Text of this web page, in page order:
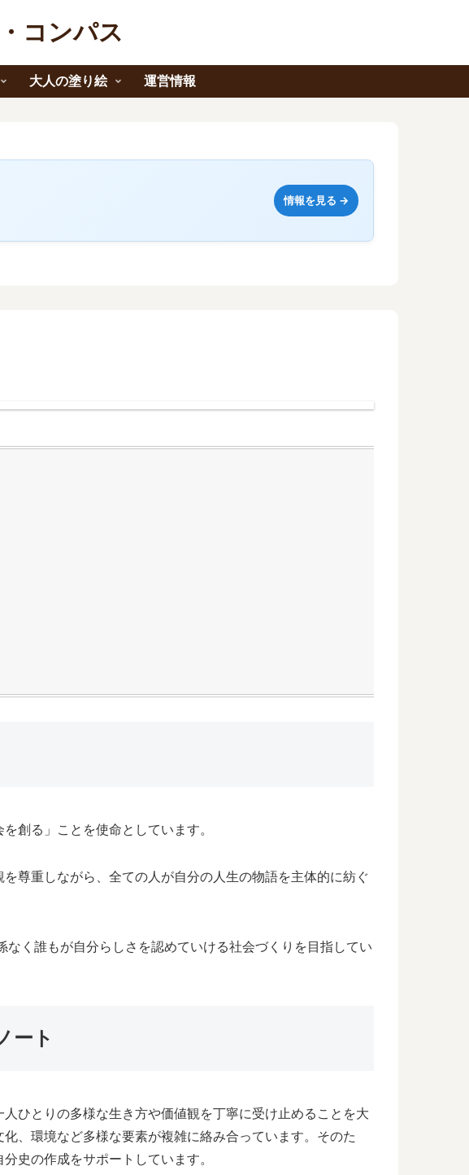
コンパス
大人の塗り絵 運営情報
情報を見る →
創る」ことを使命としています。
尊重しながら、全ての人が自分の人生の物語を主体的に紡ぐ
く誰もが自分らしさを認めていける社会づくりを目指してい
ート
ひとりの多様な生き方や価値観を丁寧に受け止めることを大
、環境など多様な要素が複雑に絡み合っています。そのた
史の作成をサポートしています。